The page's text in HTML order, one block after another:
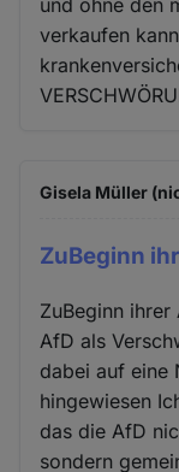
verkaufen
Gisela Müller
ZuBeginn
ZuBeginn
AfD als
dabei auf eine
hingewiesen
das die AfD
sondern